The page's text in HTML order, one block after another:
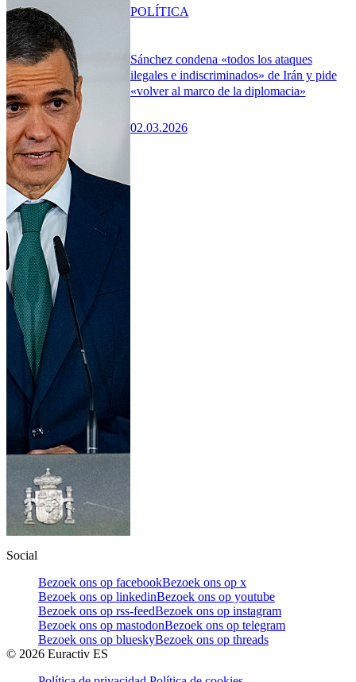
Sánchez condena «todos los ataques
ilegales e indiscriminados» de Irán y pide
«volver al marco de la diplomacia»
02.03.2026
POLÍTICA
Social
Bezoek ons op facebookBezoek ons op x
Bezoek ons op linkedinBezoek ons op youtube
Bezoek ons op rss-feedBezoek ons op instagram
Bezoek ons op mastodonBezoek ons op telegram
Bezoek ons op blueskyBezoek ons op threads
© 2026 Euractiv ES